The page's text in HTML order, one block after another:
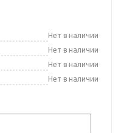
Нет в наличии
Нет в наличии
Нет в наличии
Нет в наличии